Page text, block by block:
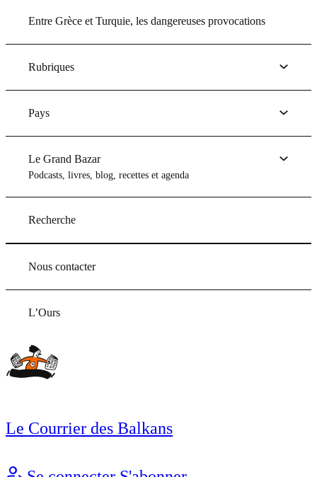
Entre Grèce et Turquie, les dangereuses provocations
Rubriques
Pays
Le Grand Bazar
Podcasts, livres, blog, recettes et agenda
Recherche
Nous contacter
L’Ours
Le Courrier des Balkans